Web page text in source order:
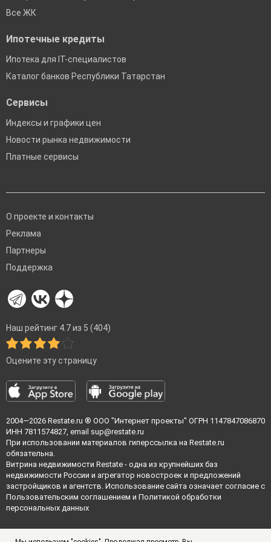
Все ЖК
Ипотечные кредиты
Ипотека для IT-специалистов
Каталог банков Республики Татарстан
Сервисы
Индексы и графики цен
Новости рынка недвижимости
Платные сервисы
О проекте и контакты
Реклама
Партнеры
Поддержка
Наш рейтинг 4.7 из 5 (404)
Оцените эту страницу
2004—2026 Restate.ru ® ООО "Интернет проекты" ОГРН 1147847086870
ИНН 7811574827, email sup@restate.ru
При использовании материалов гиперссылка на Restate.ru
обязательна.
Витрина недвижимости Restate - одна из крупнейших баз
недвижимости России и агрегатор новостроек и предложений
застройщиков и агентств. Использование сайта означает согласие с
Пользовательским соглашением и Политикой обработки
персональных данных